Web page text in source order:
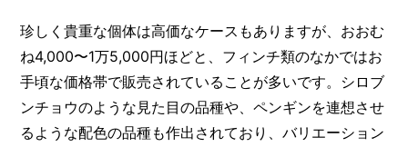
珍しく貴重な個体は高価なケースもありますが、おおむ
ね4,000〜1万5,000円ほどと、フィンチ類のなかではお
手頃な価格帯で販売されていることが多いです。シロブ
ンチョウのような見た目の品種や、ペンギンを連想させ
るような配色の品種も作出されており、バリエーション